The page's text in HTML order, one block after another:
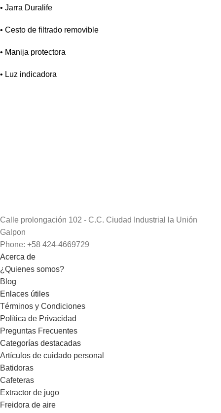
• Jarra Duralife
• Cesto de filtrado removible
• Manija protectora
• Luz indicadora
Calle prolongación 102 - C.C. Ciudad Industrial la Unión
Galpon
Phone: +58 424-4669729
Acerca de
¿Quienes somos?
Blog
Enlaces útiles
Términos y Condiciones
Política de Privacidad
Preguntas Frecuentes
Categorías destacadas
Artículos de cuidado personal
Batidoras
Cafeteras
Extractor de jugo
Freidora de aire